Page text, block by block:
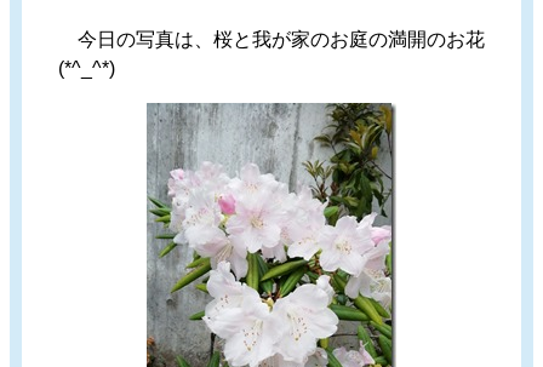
今日の写真は、桜と我が家のお庭の満開のお花
(*^_^*)